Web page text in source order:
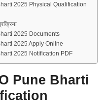
2025 Physical Qualification
2025 Documents
2025 Apply Online
2025 Notification PDF
Pune Bharti